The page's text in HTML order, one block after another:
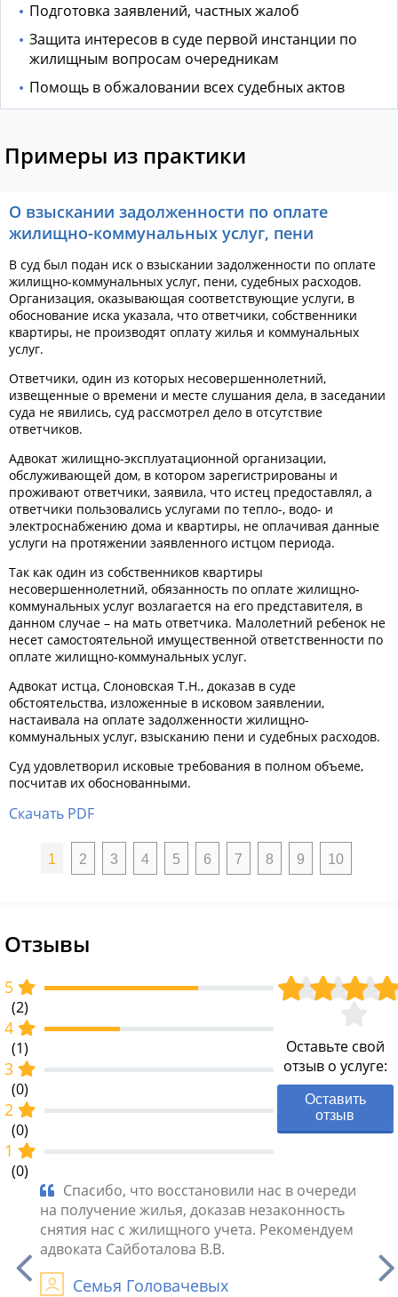
Подготовка заявлений, частных жалоб
Защита интересов в суде первой инстанции по
жилищным вопросам очередникам
Помощь в обжаловании всех судебных актов
Примеры из практики
О взыскании задолженности по оплате
жилищно-коммунальных услуг, пени
В суд был подан иск о взыскании задолженности по оплате
жилищно-коммунальных услуг, пени, судебных расходов.
Организация, оказывающая соответствующие услуги, в
обоснование иска указала, что ответчики, собственники
квартиры, не производят оплату жилья и коммунальных
услуг.
Ответчики, один из которых несовершеннолетний,
извещенные о времени и месте слушания дела, в заседании
суда не явились, суд рассмотрел дело в отсутствие
ответчиков.
Адвокат жилищно-эксплуатационной организации,
обслуживающей дом, в котором зарегистрированы и
проживают ответчики, заявила, что истец предоставлял, а
ответчики пользовались услугами по тепло-, водо- и
электроснабжению дома и квартиры, не оплачивая данные
услуги на протяжении заявленного истцом периода.
Так как один из собственников квартиры
несовершеннолетний, обязанность по оплате жилищно-
коммунальных услуг возлагается на его представителя, в
данном случае – на мать ответчика. Малолетний ребенок не
несет самостоятельной имущественной ответственности по
оплате жилищно-коммунальных услуг.
Адвокат истца, Слоновская Т.Н., доказав в суде
обстоятельства, изложенные в исковом заявлении,
настаивала на оплате задолженности жилищно-
коммунальных услуг, взысканию пени и судебных расходов.
Суд удовлетворил исковые требования в полном объеме,
посчитав их обоснованными.
Скачать PDF
1 2 3 4 5 6 7 8 9 10
Отзывы
5
(2)
4
(1)
3
(0)
2
(0)
1
(0)
Оставьте свой
отзыв о услуге:
Оставить
отзыв
Спасибо, что восстановили нас в очереди
на получение жилья, доказав незаконность
снятия нас с жилищного учета. Рекомендуем
адвоката Сайботалова В.В.
Семья Головачевых